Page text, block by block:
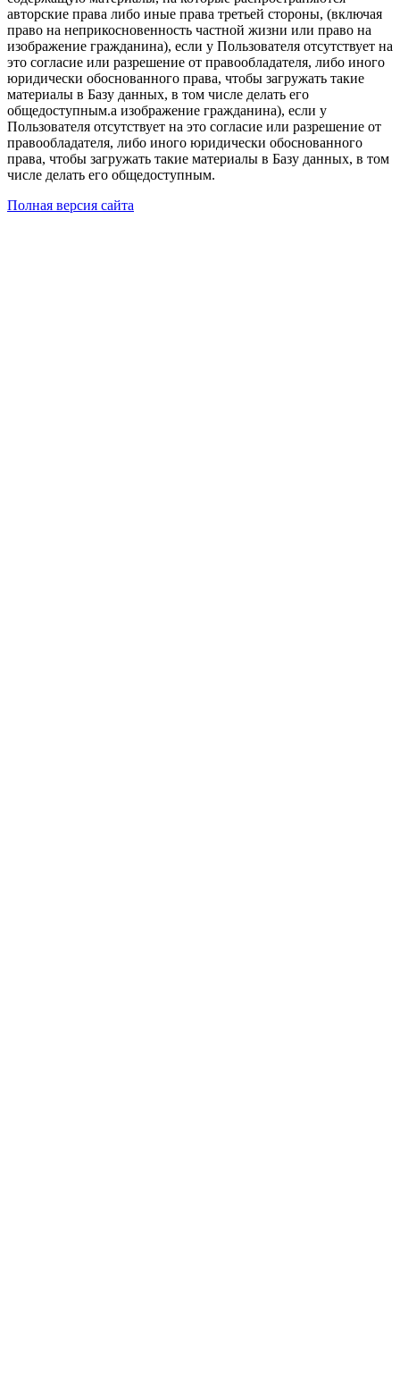
авторские права либо иные права третьей стороны, (включая
право на неприкосновенность частной жизни или право на
изображение гражданина), если у Пользователя отсутствует на
это согласие или разрешение от правообладателя, либо иного
юридически обоснованного права, чтобы загружать такие
материалы в Базу данных, в том числе делать его
общедоступным.а изображение гражданина), если у
Пользователя отсутствует на это согласие или разрешение от
правообладателя, либо иного юридически обоснованного
права, чтобы загружать такие материалы в Базу данных, в том
числе делать его общедоступным.
Полная версия сайта